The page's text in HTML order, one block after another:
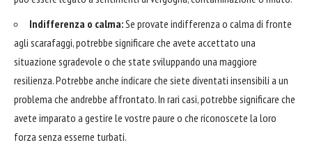
Indifferenza o calma:Se provate indifferenza o calma di fronte
agli scarafaggi, potrebbe significare che avete accettato una
situazione sgradevole o che state sviluppando una maggiore
resilienza. Potrebbe anche indicare che siete diventati insensibili a un
problema che andrebbe affrontato. In rari casi, potrebbe significare che
avete imparato a gestire le vostre paure o che riconoscete la loro
forza senza esserne turbati.